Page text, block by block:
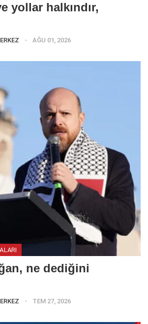
yollar halkındır,
AĞU 01, 2026
ne dediğini
TEM 27, 2026